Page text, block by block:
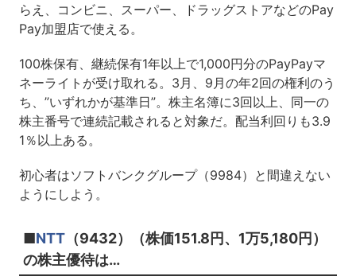
らえ、コンビニ、スーパー、ドラッグストアなどのPay
Pay加盟店で使える。
100株保有、継続保有1年以上で1,000円分のPayPayマ
ネーライトが受け取れる。3月、9月の年2回の権利のう
ち、”いずれかが基準日”。株主名簿に3回以上、同一の
株主番号で連続記載されると対象だ。配当利回りも3.9
1％以上ある。
初心者はソフトバンクグループ（9984）と間違えない
ようにしよう。
■NTT（9432）（株価151.8円、1万5,180円）
の株主優待は…